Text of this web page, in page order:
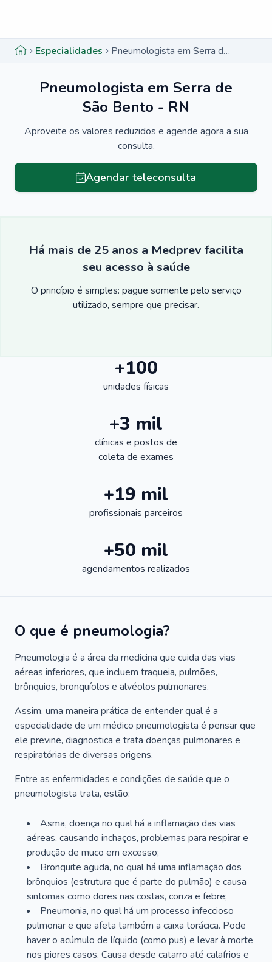
Especialidades Pneumologista em Serra de São Bento - RN
Pneumologista em Serra de
São Bento - RN
Aproveite os valores reduzidos e agende agora a sua
consulta.
Agendar teleconsulta
Há mais de 25 anos a Medprev facilita
seu acesso à saúde
O princípio é simples: pague somente pelo serviço
utilizado, sempre que precisar.
+100
unidades físicas
+3 mil
clínicas e postos de
coleta de exames
+19 mil
profissionais parceiros
+50 mil
agendamentos realizados
O que é pneumologia?
Pneumologia é a área da medicina que cuida das vias
aéreas inferiores, que incluem traqueia, pulmões,
brônquios, bronquíolos e alvéolos pulmonares.
Assim, uma maneira prática de entender qual é a
especialidade de um médico pneumologista é pensar que
ele previne, diagnostica e trata doenças pulmonares e
respiratórias de diversas origens.
Entre as enfermidades e condições de saúde que o
pneumologista trata, estão:
Asma, doença no qual há a inflamação das vias
aéreas, causando inchaços, problemas para respirar e
produção de muco em excesso;
Bronquite aguda, no qual há uma inflamação dos
brônquios (estrutura que é parte do pulmão) e causa
sintomas como dores nas costas, coriza e febre;
Pneumonia, no qual há um processo infeccioso
pulmonar e que afeta também a caixa torácica. Pode
haver o acúmulo de líquido (como pus) e levar à morte
nos piores casos. Causa desde catarro até calafrios e